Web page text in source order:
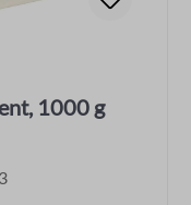
1000 g